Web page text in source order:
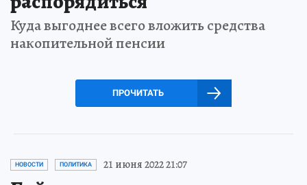
Куда выгоднее всего вложить средства
накопительной пенсии
ПРОЧИТАТЬ
НОВОСТИ ПОЛИТИКА 21 июня 2022 21:07